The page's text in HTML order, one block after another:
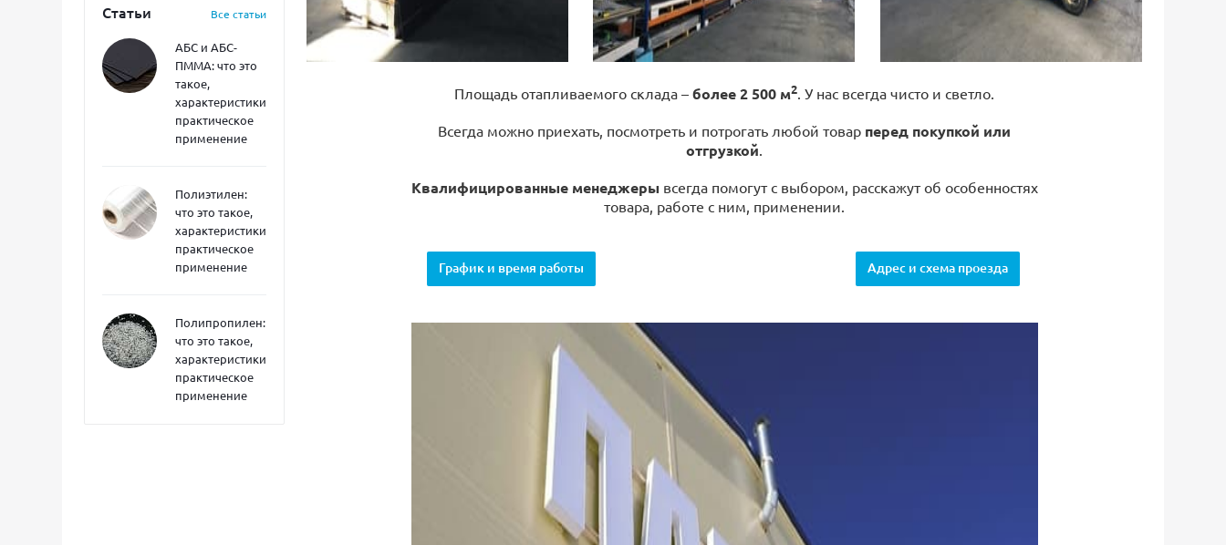
Статьи Все статьи
АБС и АБС-
ПММА: что это
такое,
характеристики,
практическое
применение
Полиэтилен:
что это такое,
характеристики,
практическое
применение
Полипропилен:
что это такое,
характеристики,
практическое
применение
Площадь отапливаемого склада – более 2 500 м2. У нас всегда чисто и светло.
Всегда можно приехать, посмотреть и потрогать любой товар перед покупкой или
отгрузкой.
Квалифицированные менеджеры всегда помогут с выбором, расскажут об особенностях
товара, работе с ним, применении.
График и время работы Адрес и схема проезда